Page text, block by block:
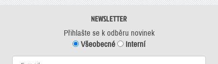
NEWSLETTER
Přihlašte se k odběru novinek
Všeobecné
Interní